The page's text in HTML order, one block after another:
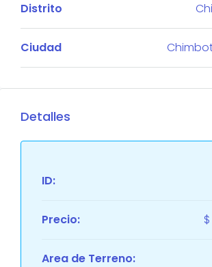
Distrito
Ciudad
Detalles
ID:
Precio:
Area de Terreno: